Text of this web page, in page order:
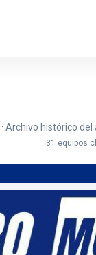
Archivo histórico
31 equipos